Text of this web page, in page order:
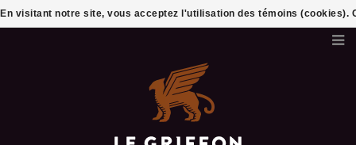
En visitant notre site, vous acceptez l'utilisation des témoins